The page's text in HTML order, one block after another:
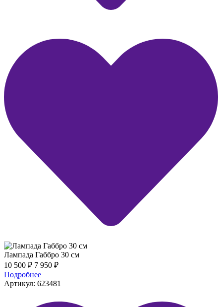
Лампада Габбро 30 см
10 500 ₽ 7 950 ₽
Подробнее
Артикул: 623481